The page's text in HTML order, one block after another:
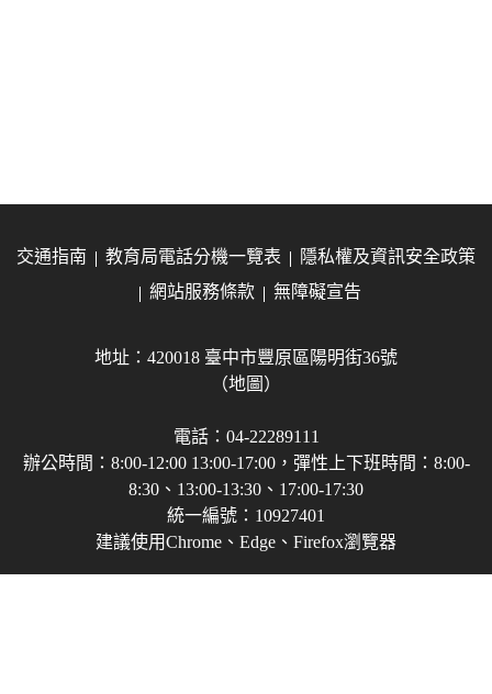
交通指南 教育局電話分機一覽表
隱私權及資訊安全政策
網站服務條款
無障礙宣告
地址：420018 臺中市豐原區陽明街36號
（地圖）
電話：04-22289111
辦公時間：8:00-12:00 13:00-17:00，彈性上下班時間：8:00-
8:30、13:00-13:30、17:00-17:30
統一編號：10927401
建議使用Chrome、Edge、Firefox瀏覽器